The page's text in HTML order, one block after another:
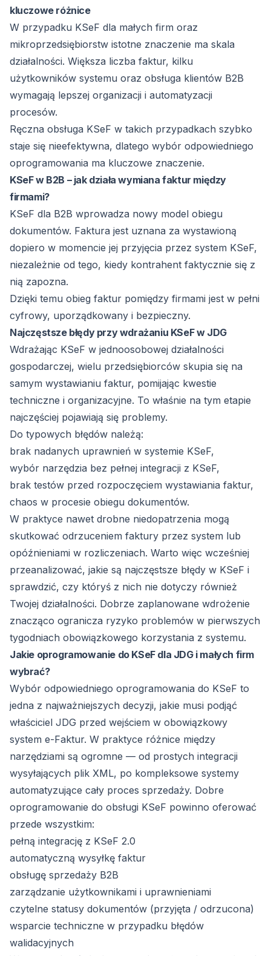
kluczowe różnice
W przypadku KSeF dla małych firm oraz
mikroprzedsiębiorstw istotne znaczenie ma skala
działalności. Większa liczba faktur, kilku
użytkowników systemu oraz obsługa klientów B2B
wymagają lepszej organizacji i automatyzacji
procesów.
Ręczna obsługa KSeF w takich przypadkach szybko
staje się nieefektywna, dlatego wybór odpowiedniego
oprogramowania ma kluczowe znaczenie.
KSeF w B2B – jak działa wymiana faktur między
firmami?
KSeF dla B2B wprowadza nowy model obiegu
dokumentów. Faktura jest uznana za wystawioną
dopiero w momencie jej przyjęcia przez system KSeF,
niezależnie od tego, kiedy kontrahent faktycznie się z
nią zapozna.
Dzięki temu obieg faktur pomiędzy firmami jest w pełni
cyfrowy, uporządkowany i bezpieczny.
Najczęstsze błędy przy wdrażaniu KSeF w JDG
Wdrażając KSeF w jednoosobowej działalności
gospodarczej, wielu przedsiębiorców skupia się na
samym wystawianiu faktur, pomijając kwestie
techniczne i organizacyjne. To właśnie na tym etapie
najczęściej pojawiają się problemy.
Do typowych błędów należą:
brak nadanych uprawnień w systemie KSeF,
wybór narzędzia bez pełnej integracji z KSeF,
brak testów przed rozpoczęciem wystawiania faktur,
chaos w procesie obiegu dokumentów.
W praktyce nawet drobne niedopatrzenia mogą
skutkować odrzuceniem faktury przez system lub
opóźnieniami w rozliczeniach. Warto więc wcześniej
przeanalizować, jakie są najczęstsze błędy w KSeF i
sprawdzić, czy któryś z nich nie dotyczy również
Twojej działalności. Dobrze zaplanowane wdrożenie
znacząco ogranicza ryzyko problemów w pierwszych
tygodniach obowiązkowego korzystania z systemu.
Jakie oprogramowanie do KSeF dla JDG i małych firm
wybrać?
Wybór odpowiedniego oprogramowania do KSeF to
jedna z najważniejszych decyzji, jakie musi podjąć
właściciel JDG przed wejściem w obowiązkowy
system e-Faktur. W praktyce różnice między
narzędziami są ogromne — od prostych integracji
wysyłających plik XML, po kompleksowe systemy
automatyzujące cały proces sprzedaży. Dobre
oprogramowanie do obsługi KSeF powinno oferować
przede wszystkim:
pełną integrację z KSeF 2.0
automatyczną wysyłkę faktur
obsługę sprzedaży B2B
zarządzanie użytkownikami i uprawnieniami
czytelne statusy dokumentów (przyjęta / odrzucona)
wsparcie techniczne w przypadku błędów
walidacyjnych